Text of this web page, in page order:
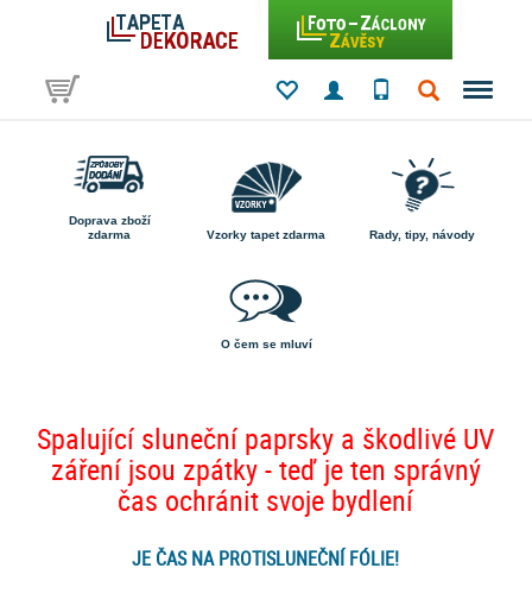
Doprava zboží
zdarma
Vzorky tapet zdarma Rady, tipy, návody
O čem se mluví
Spalující sluneční paprsky a škodlivé UV
záření jsou zpátky - teď je ten správný
čas ochránit svoje bydlení
JE ČAS NA PROTISLUNEČNÍ FÓLIE!